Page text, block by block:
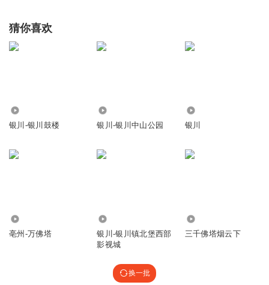
猜你喜欢
银川-银川鼓楼 银川-银川中山公园 银川
亳州-万佛塔
银川-银川镇北堡西部
影视城
三千佛塔烟云下
换一批